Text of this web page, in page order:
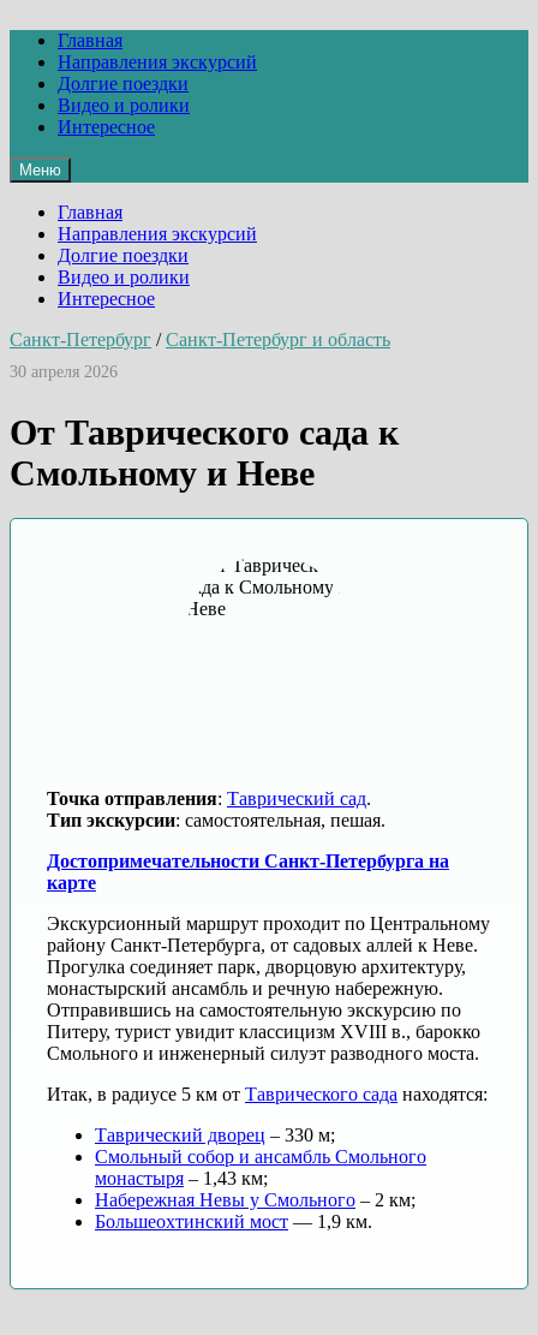
содержимому
Главная
Направления экскурсий
Долгие поездки
Видео и ролики
Интересное
Меню
Главная
Направления экскурсий
Долгие поездки
Видео и ролики
Интересное
Санкт-Петербург /Санкт-Петербург и область
30 апреля 2026
От Таврического сада к
Смольному и Неве
Точка отправления: Таврический сад.
Тип экскурсии: самостоятельная, пешая.
Достопримечательности Санкт-Петербурга на
карте
Экскурсионный маршрут проходит по Центральному
району Санкт-Петербурга, от садовых аллей к Неве.
Прогулка соединяет парк, дворцовую архитектуру,
монастырский ансамбль и речную набережную.
Отправившись на самостоятельную экскурсию по
Питеру, турист увидит классицизм XVIII в., барокко
Смольного и инженерный силуэт разводного моста.
Итак, в радиусе 5 км от Таврического сада находятся:
Таврический дворец – 330 м;
Смольный собор и ансамбль Смольного
монастыря – 1,43 км;
Набережная Невы у Смольного – 2 км;
Большеохтинский мост — 1,9 км.